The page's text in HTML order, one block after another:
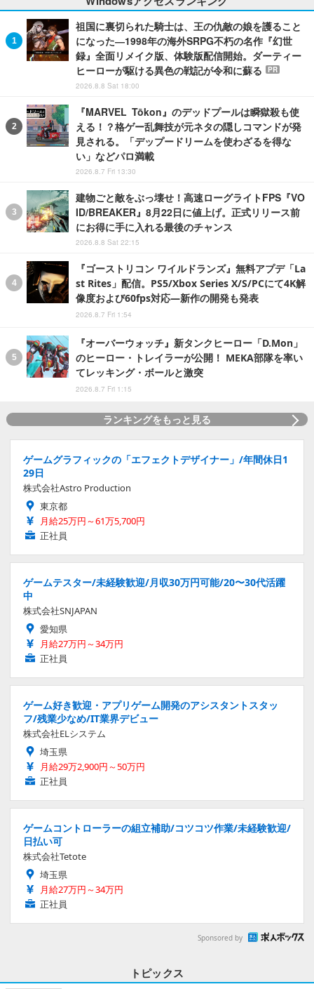
祖国に裏切られた騎士は、王の仇敵の娘を護ること
になった―1998年の海外SRPG不朽の名作『幻世
録』全面リメイク版、体験版配信開始。ダーティー
ヒーローが駆ける異色の戦記が令和に蘇る
PR
2026.8.8 Sat 18:00
『MARVEL Tōkon』のデッドプールは瞬獄殺も使
える！？格ゲー乱舞技が元ネタの隠しコマンドが発
見される。「デップードリームを使わざるを得な
い」などパロ満載
2026.8.7 Fri 13:30
建物ごと敵をぶっ壊せ！高速ローグライトFPS『VO
ID/BREAKER』8月22日に値上げ。正式リリース前
にお得に手に入れる最後のチャンス
2026.8.8 Sat 22:15
『ゴーストリコン ワイルドランズ』無料アプデ「La
st Rites」配信。PS5/Xbox Series X/S/PCにて4K解
像度および60fps対応―新作の開発も発表
2026.8.7 Fri 1:54
『オーバーウォッチ』新タンクヒーロー「D.Mon」
のヒーロー・トレイラーが公開！ MEKA部隊を率い
てレッキング・ボールと激突
2026.8.7 Fri 1:15
ランキングをもっと見る
ゲームグラフィックの「エフェクトデザイナー」/年間休日1
29日
株式会社Astro Production
東京都
月給25万円～61万5,700円
正社員
ゲームテスター/未経験歓迎/月収30万円可能/20〜30代活躍
中
株式会社SNJAPAN
愛知県
月給27万円～34万円
正社員
ゲーム好き歓迎・アプリゲーム開発のアシスタントスタッ
フ/残業少なめ/IT業界デビュー
株式会社ELシステム
埼玉県
月給29万2,900円～50万円
正社員
ゲームコントローラーの組立補助/コツコツ作業/未経験歓迎/
日払い可
株式会社Tetote
埼玉県
月給27万円～34万円
正社員
Sponsored by
トピックス